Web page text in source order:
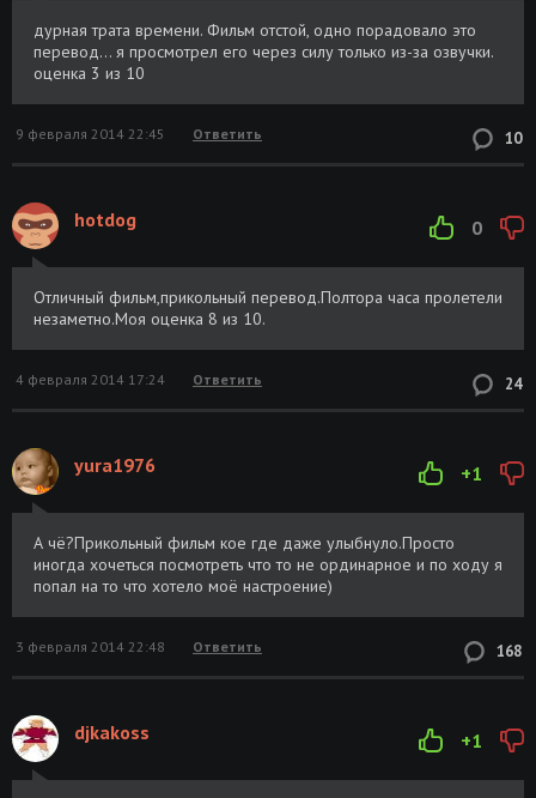
дурная трата времени. Фильм отстой, одно порадовало это
перевод... я просмотрел его через силу только из-за озвучки.
оценка 3 из 10
10
9 февраля 2014 22:45 Ответить
0
hotdog
Отличный фильм,прикольный перевод.Полтора часа пролетели
незаметно.Моя оценка 8 из 10.
24
4 февраля 2014 17:24 Ответить
+1
yura1976
А чё?Прикольный фильм кое где даже улыбнуло.Просто
иногда хочеться посмотреть что то не ординарное и по ходу я
попал на то что хотело моё настроение)
168
3 февраля 2014 22:48 Ответить
+1
djkakoss